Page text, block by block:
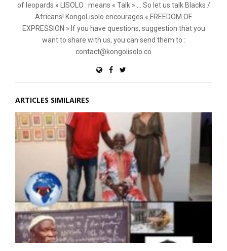
of leopards » LISOLO : means « Talk » ... So let us talk Blacks /
Africans! KongoLisolo encourages « FREEDOM OF
EXPRESSION » If you have questions, suggestion that you
want to share with us, you can send them to :
contact@kongolisolo.co
ARTICLES SIMILAIRES